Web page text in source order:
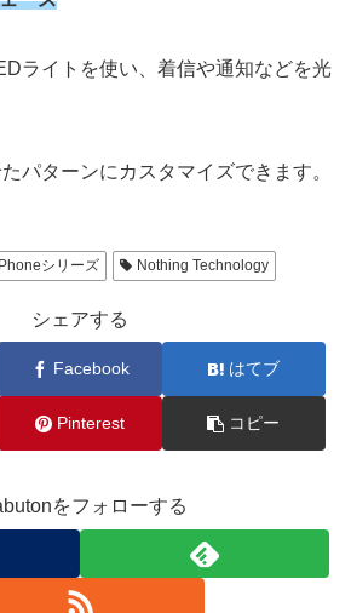
ライトを使い、着信や通知などを光
パターンにカスタマイズできます。
シリーズ Nothing Technology
シェアする
Facebook はてブ
Pinterest コピー
をフォローする